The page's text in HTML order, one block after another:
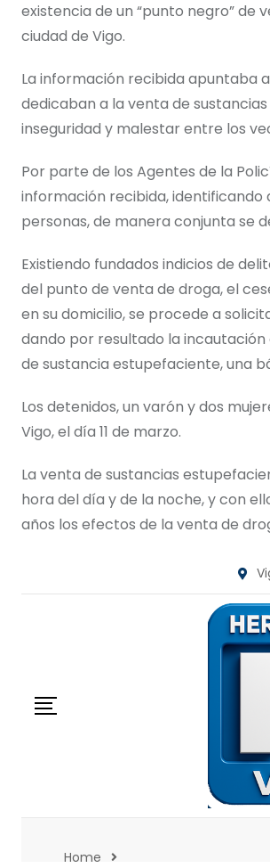
existencia de un “punto negro” de
ciudad de Vigo.
La información recibida apuntaba
dedicaban a la venta de
inseguridad y malestar entre los
Por parte de los Agentes de la
información recibida, identificando
personas, de manera conjunta se
Existiendo fundados indicios de
del punto de venta de droga, el
en su domicilio, se procede a
dando por resultado la
de sustancia estupefaciente, una
Los detenidos, un varón y dos
Vigo, el día 11 de marzo.
La venta de sustancias
hora del día y de la noche, y con
años los efectos de la venta de